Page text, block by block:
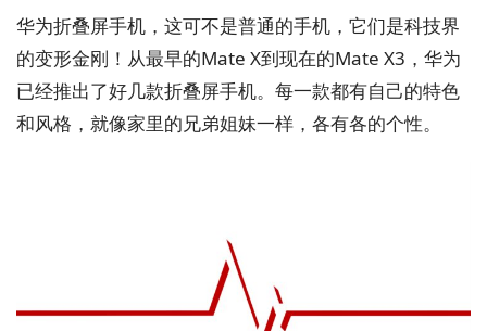
华为折叠屏手机，这可不是普通的手机，它们是科技界
的变形金刚！从最早的Mate X到现在的Mate X3，华为
已经推出了好几款折叠屏手机。每一款都有自己的特色
和风格，就像家里的兄弟姐妹一样，各有各的个性。